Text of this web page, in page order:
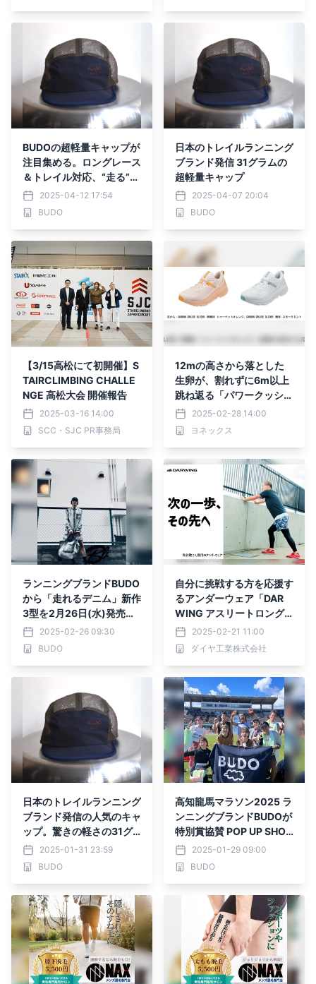
BUDOの超軽量キャップが
注目集める。ロングレース
＆トレイル対応、“走る”に
集中するためのミニマルギ
アが再入荷
2025-04-12 17:54
BUDO
日本のトレイルランニング
ブランド発信 31グラムの
超軽量キャップ
2025-04-07 20:04
BUDO
【3/15高松にて初開催】S
TAIRCLIMBING CHALLE
NGE 高松大会 開催報告
2025-03-16 14:00
SCC・SJC PR事務局
12mの高さから落とした
生卵が、割れずに6m以上
跳ね返る「パワークッショ
ン®プラス」搭載 “いつ
までも続く安心感”を追求
したランニングシューズ
ER」 2025年3月下旬よ
2025-02-28 14:00
ヨネックス
ランニングブランドBUDO
から「走れるデニム」新作
3型を2月26日(水)発売。
高感度ランニングショップ
とのダブルネーム同時発売
2025-02-26 09:30
BUDO
自分に挑戦する方を応援す
るアンダーウェア「DAR
WING アスリートロング
タイプ」をCAMPFIREに
て発売！
2025-02-21 11:00
ダイヤ工業株式会社
日本のトレイルランニング
ブランド発信の人気のキャ
ップ。驚きの軽さの31グ
ラム！2025-01-31 23:59
BUDO
高知龍馬マラソン2025 ラ
ンニングブランドBUDOが
特別賞協賛 POP UP SHO
P・ソーシャルランイベン
ト開催
2025-01-29 09:00
BUDO